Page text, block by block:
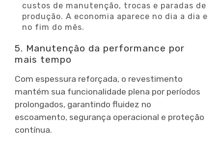
custos de manutenção, trocas e paradas de
produção. A economia aparece no dia a dia e
no fim do mês.
5. Manutenção da performance por
mais tempo
Com espessura reforçada, o revestimento
mantém sua funcionalidade plena por períodos
prolongados, garantindo fluidez no
escoamento, segurança operacional e proteção
contínua.